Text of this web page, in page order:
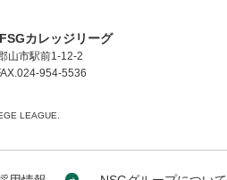
カレッジリーグ
山市駅前1-12-2
954-5536
LEAGUE.